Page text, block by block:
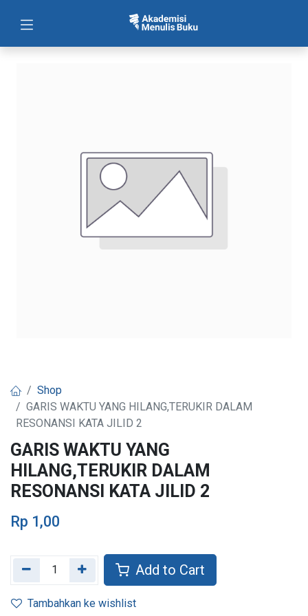
Shop
GARIS WAKTU YANG HILANG,TERUKIR DALAM
RESONANSI KATA JILID 2
GARIS WAKTU YANG
HILANG,TERUKIR DALAM
RESONANSI KATA JILID 2
Rp 1,00
Add to Cart
Tambahkan ke wishlist